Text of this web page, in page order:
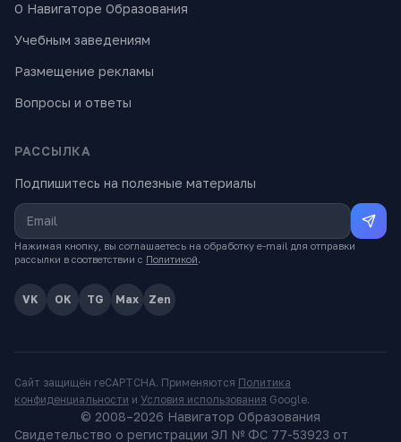
О Навигаторе Образования
Учебным заведениям
Размещение рекламы
Вопросы и ответы
РАССЫЛКА
Подпишитесь на полезные материалы
Нажимая кнопку, вы соглашаетесь на обработку e-mail для отправки
рассылки в соответствии с Политикой.
VK OK TG Max Zen
Сайт защищён reCAPTCHA. Применяются Политика
конфиденциальности и Условия использования Google.
© 2008–2026 Навигатор Образования
Свидетельство о регистрации ЭЛ № ФС 77-53923 от